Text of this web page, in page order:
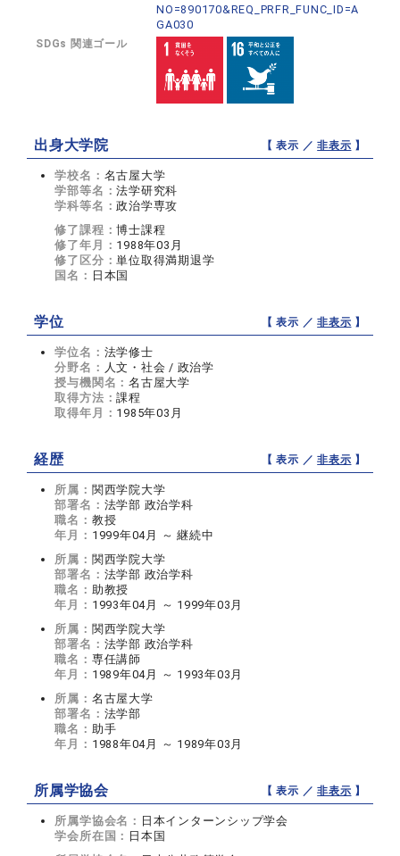
NO=890170&REQ_PRFR_FUNC_ID=A
GA030
SDGs 関連ゴール
出身大学院 【 表示 ／非表示 】
学校名： 名古屋大学
学部等名：法学研究科
学科等名：政治学専攻
修了課程：博士課程
修了年月： 1988年03月
修了区分：単位取得満期退学
国名： 日本国
学位 【 表示 ／非表示 】
学位名： 法学修士
分野名： 人文・社会 / 政治学
授与機関名：名古屋大学
取得方法：課程
取得年月： 1985年03月
経歴 【 表示 ／非表示 】
所属： 関西学院大学
部署名： 法学部 政治学科
職名： 教授
年月： 1999年04月 ～ 継続中
所属： 関西学院大学
部署名： 法学部 政治学科
職名： 助教授
年月： 1993年04月 ～ 1999年03月
所属： 関西学院大学
部署名： 法学部 政治学科
職名： 専任講師
年月： 1989年04月 ～ 1993年03月
所属： 名古屋大学
部署名： 法学部
職名： 助手
年月： 1988年04月 ～ 1989年03月
所属学協会 【 表示 ／非表示 】
所属学協会名： 日本インターンシップ学会
学会所在国： 日本国